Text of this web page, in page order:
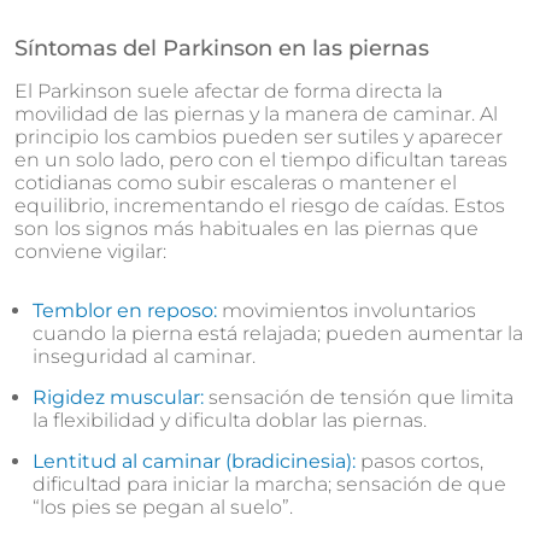
Síntomas del Parkinson en las piernas
El Parkinson suele afectar de forma directa la
movilidad de las piernas y la manera de caminar. Al
principio los cambios pueden ser sutiles y aparecer
en un solo lado, pero con el tiempo dificultan tareas
cotidianas como subir escaleras o mantener el
equilibrio, incrementando el riesgo de caídas. Estos
son los signos más habituales en las piernas que
conviene vigilar:
Temblor en reposo: movimientos involuntarios
cuando la pierna está relajada; pueden aumentar la
inseguridad al caminar.
Rigidez muscular: sensación de tensión que limita
la flexibilidad y dificulta doblar las piernas.
Lentitud al caminar (bradicinesia): pasos cortos,
dificultad para iniciar la marcha; sensación de que
“los pies se pegan al suelo”.